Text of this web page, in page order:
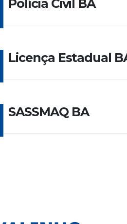
Polícia Civil BA
Licença Estadual
SASSMAQ BA